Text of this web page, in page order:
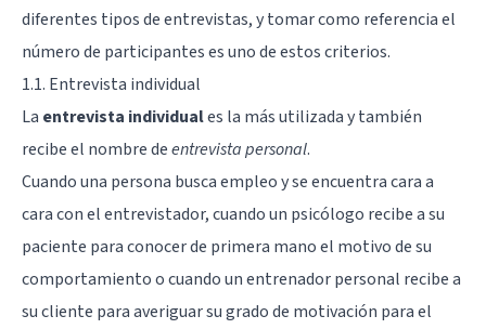
diferentes tipos de entrevistas, y tomar como referencia el
número de participantes es uno de estos criterios.
1.1. Entrevista individual
La entrevista individuales la más utilizada y también
recibe el nombre deentrevista personal.
Cuando una persona busca empleo y se encuentra cara a
cara con el entrevistador, cuando un psicólogo recibe a su
paciente para conocer de primera mano el motivo de su
comportamiento o cuando un entrenador personal recibe a
su cliente para averiguar su grado de motivación para el